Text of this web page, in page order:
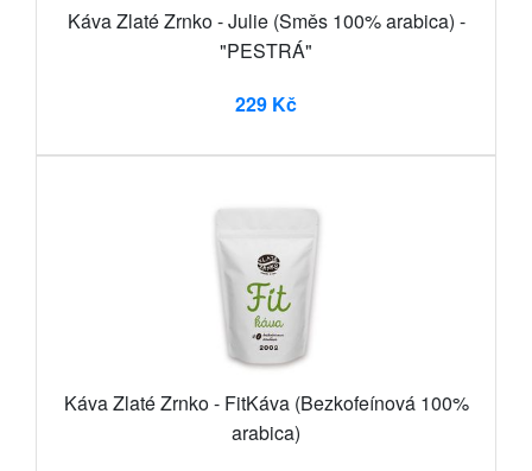
Káva Zlaté Zrnko - Julie (Směs 100% arabica) -
"PESTRÁ"
229 Kč
Káva Zlaté Zrnko - FitKáva (Bezkofeínová 100%
arabica)